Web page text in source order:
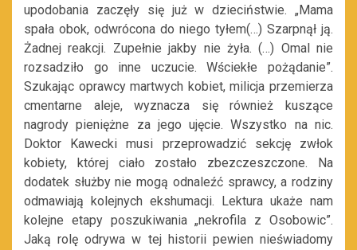
upodobania zaczęły się już w dzieciństwie. „Mama
spała obok, odwrócona do niego tyłem(…) Szarpnął ją.
Żadnej reakcji. Zupełnie jakby nie żyła. (…) Omal nie
rozsadziło go inne uczucie. Wściekłe pożądanie”.
Szukając oprawcy martwych kobiet, milicja przemierza
cmentarne aleje, wyznacza się również kuszące
nagrody pieniężne za jego ujęcie. Wszystko na nic.
Doktor Kawecki musi przeprowadzić sekcję zwłok
kobiety, której ciało zostało zbezczeszczone. Na
dodatek służby nie mogą odnaleźć sprawcy, a rodziny
odmawiają kolejnych ekshumacji. Lektura ukaże nam
kolejne etapy poszukiwania „nekrofila z Osobowic”.
Jaką rolę odrywa w tej historii pewien nieświadomy